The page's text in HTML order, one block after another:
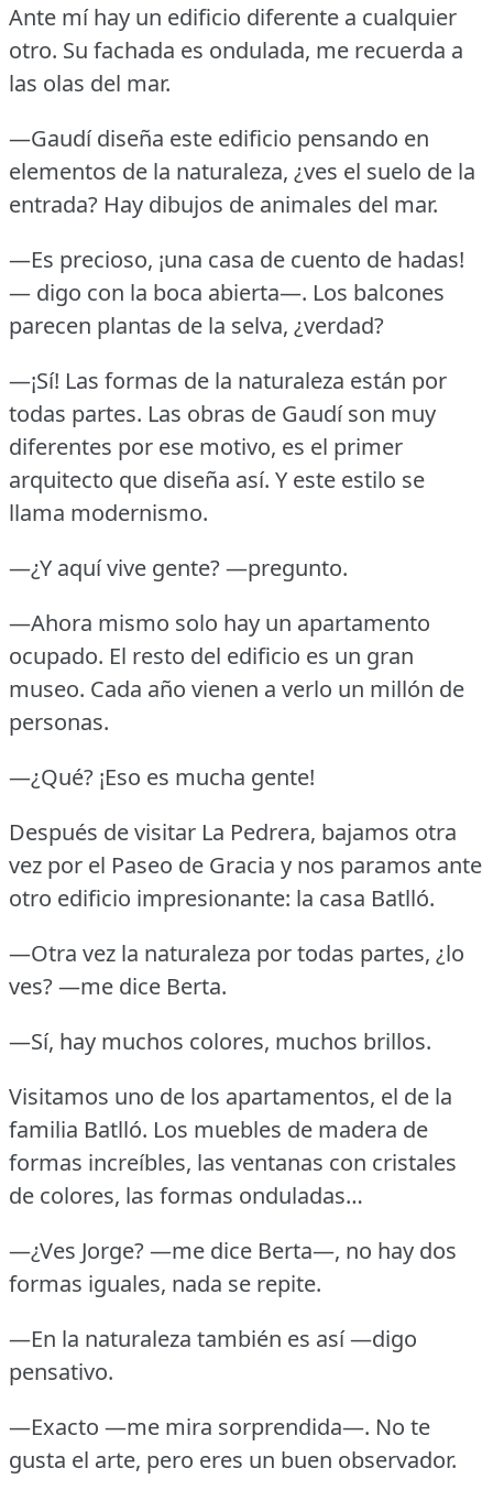
Ante mí hay un edificio diferente a cualquier
otro. Su fachada es ondulada, me recuerda a
las olas del mar.
—Gaudí diseña este edificio pensando en
elementos de la naturaleza, ¿ves el suelo de la
entrada? Hay dibujos de animales del mar.
—Es precioso, ¡una casa de cuento de hadas!
— digo con la boca abierta—. Los balcones
parecen plantas de la selva, ¿verdad?
—¡Sí! Las formas de la naturaleza están por
todas partes. Las obras de Gaudí son muy
diferentes por ese motivo, es el primer
arquitecto que diseña así. Y este estilo se
llama modernismo.
—¿Y aquí vive gente?—pregunto.
—Ahora mismo solo hay un apartamento
ocupado. El resto del edificio es un gran
museo. Cada año vienen a verlo un millón de
personas.
—¿Qué? ¡Eso es mucha gente!
Después de visitar La Pedrera, bajamos otra
vez por el Paseo de Gracia y nos paramos ante
otro edificio impresionante: la casa Batlló.
—Otra vez la naturaleza por todas partes, ¿lo
ves?—me dice Berta.
—Sí, hay muchos colores, muchos brillos.
Visitamos uno de los apartamentos, el de la
familia Batlló. Los muebles de madera de
formas increíbles, las ventanas con cristales
de colores, las formas onduladas…
—¿Ves Jorge?—me dice Berta—, no hay dos
formas iguales, nada se repite.
—En la naturaleza también es así —digo
pensativo.
—Exacto —me mira sorprendida—. No te
gusta el arte, pero eres un buen observador.